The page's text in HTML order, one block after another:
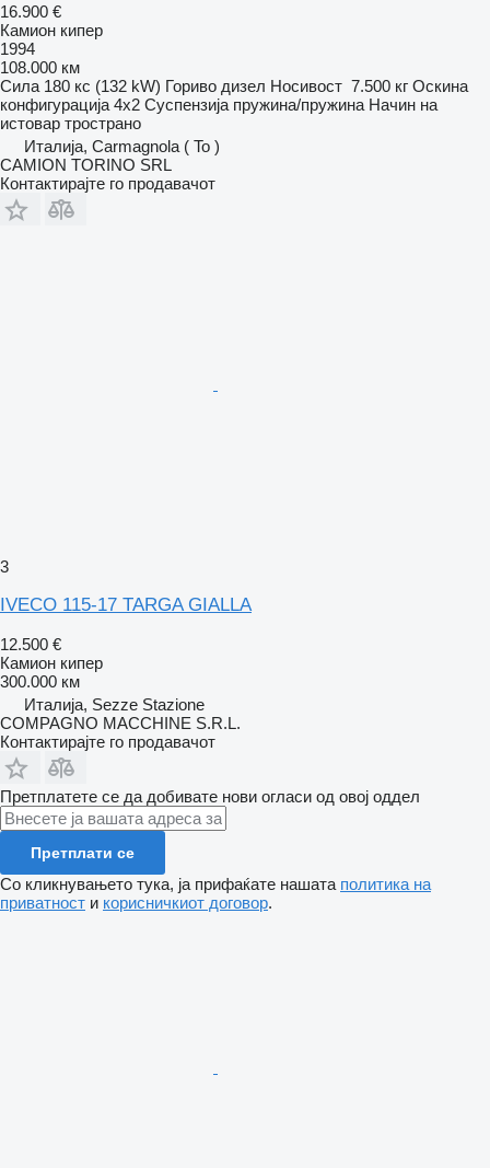
16.900 €
Камион кипер
1994
108.000 км
Сила 180 кс (132 kW) Гориво дизел Носивост 7.500 кг Оскина
конфигурација 4x2 Суспензија пружина/пружина Начин на
истовар тространо
Италија, Carmagnola ( To )
CAMION TORINO SRL
Контактирајте го продавачот
3
IVECO 115-17 TARGA GIALLA
12.500 €
Камион кипер
300.000 км
Италија, Sezze Stazione
COMPAGNO MACCHINE S.R.L.
Контактирајте го продавачот
Претплатете се да добивате нови огласи од овој оддел
Претплати се
Со кликнувањето тука, ја прифаќате нашата политика на
приватност и корисничкиот договор.